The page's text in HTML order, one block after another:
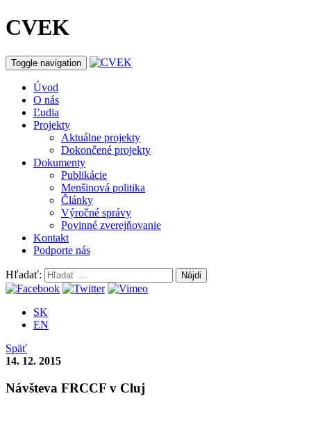
CVEK
Toggle navigation
Úvod
O nás
Ľudia
Projekty
Aktuálne projekty
Dokončené projekty
Dokumenty
Publikácie
Menšinová politika
Články
Výročné správy
Povinné zverejňovanie
Kontakt
Podporte nás
Hľadať:
SK
EN
Späť
14. 12. 2015
Návšteva FRCCF v Cluj